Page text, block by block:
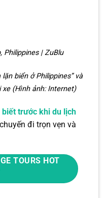
biển ở Philippines” và
(Hình ảnh: Internet)
trước khi du lịch
đi trọn vẹn và
TOURS HOT